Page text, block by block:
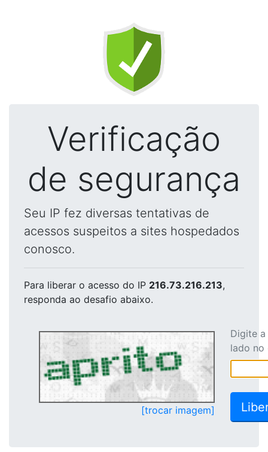
Verificação
de segurança
Seu IP fez diversas tentativas de
acessos suspeitos a sites hospedados
conosco.
Para liberar o acesso do IP 216.73.216.213,
responda ao desafio abaixo.
[trocar imagem]
Digite
lado no